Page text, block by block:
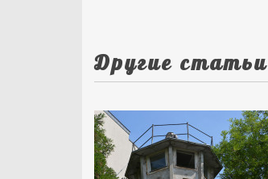
Другие статьи